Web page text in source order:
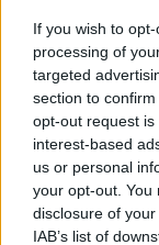
If you wish to
processing of
targeted
section to
opt-out request
interest-based
us or personal
your opt-out. You
disclosure of
IAB’s list of
MODA